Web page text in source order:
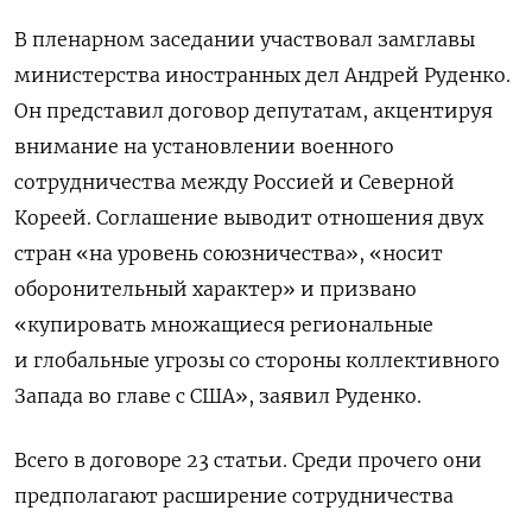
В пленарном заседании участвовал замглавы
министерства иностранных дел Андрей Руденко.
Он представил договор депутатам, акцентируя
внимание на установлении военного
сотрудничества между Россией и Северной
Кореей. Соглашение выводит отношения двух
стран «на уровень союзничества», «носит
оборонительный характер» и призвано
«купировать множащиеся региональные
и глобальные угрозы со стороны коллективного
Запада во главе с США», заявил Руденко.
Всего в договоре 23 статьи. Среди прочего они
предполагают расширение сотрудничества